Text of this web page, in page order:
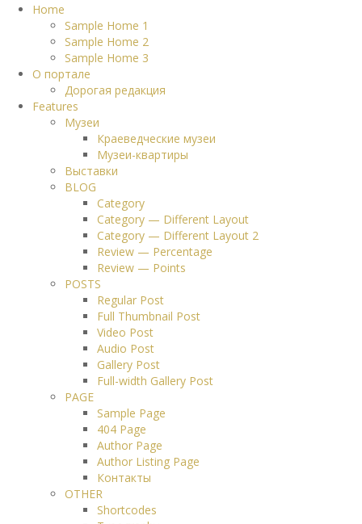
Home
Sample Home 1
Sample Home 2
Sample Home 3
О портале
Дорогая редакция
Features
Музеи
Краеведческие музеи
Музеи-квартиры
Выставки
BLOG
Category
Category — Different Layout
Category — Different Layout 2
Review — Percentage
Review — Points
POSTS
Regular Post
Full Thumbnail Post
Video Post
Audio Post
Gallery Post
Full-width Gallery Post
PAGE
Sample Page
404 Page
Author Page
Author Listing Page
Контакты
OTHER
Shortcodes